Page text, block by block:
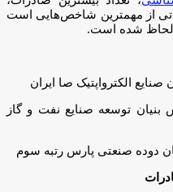
از مهمترین شاخص‌هایی است
لحاظ شده است.
الکترواپتیک صا ایران
توسعه صنایع نفت و گاز
دوده صنعتی پارس رتبه سوم